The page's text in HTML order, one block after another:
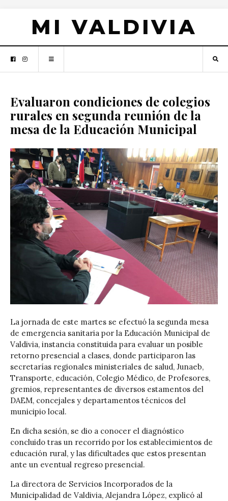
MI VALDIVIA
Evaluaron condiciones de colegios
rurales en segunda reunión de la
mesa de la Educación Municipal
La jornada de este martes se efectuó la segunda mesa
de emergencia sanitaria por la Educación Municipal de
Valdivia, instancia constituida para evaluar un posible
retorno presencial a clases, donde participaron las
secretarías regionales ministeriales de salud, Junaeb,
Transporte, educación, Colegio Médico, de Profesores,
gremios, representantes de diversos estamentos del
DAEM, concejales y departamentos técnicos del
municipio local.
En dicha sesión, se dio a conocer el diagnóstico
concluido tras un recorrido por los establecimientos de
educación rural, y las dificultades que estos presentan
ante un eventual regreso presencial.
La directora de Servicios Incorporados de la
Municipalidad de Valdivia, Alejandra López, explicó al